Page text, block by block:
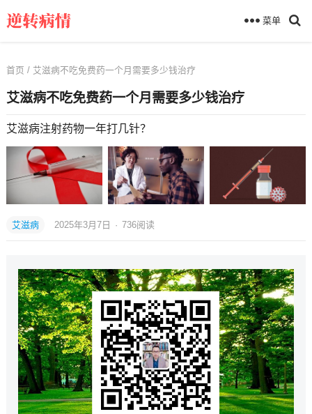
菜单
首页 / 艾滋病不吃免费药一个月需要多少钱治疗
艾滋病不吃免费药一个月需要多少钱治疗
艾滋病注射药物一年打几针？
艾滋病 2025年3月7日 · 736阅读